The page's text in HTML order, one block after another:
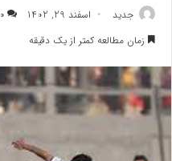
جدید اسفند 29, 1402 ۰
زمان مطالعه کمتر از یک دقیقه